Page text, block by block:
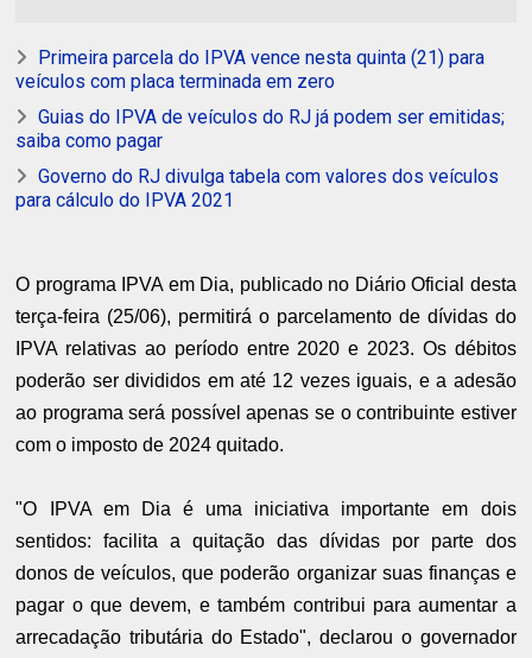
Primeira parcela do IPVA vence nesta quinta (21) para
veículos com placa terminada em zero
Guias do IPVA de veículos do RJ já podem ser emitidas;
saiba como pagar
Governo do RJ divulga tabela com valores dos veículos
para cálculo do IPVA 2021
O programa IPVA em Dia, publicado no Diário Oficial desta
terça-feira (25/06), permitirá o parcelamento de dívidas do
IPVA relativas ao período entre 2020 e 2023. Os débitos
poderão ser divididos em até 12 vezes iguais, e a adesão
ao programa será possível apenas se o contribuinte estiver
com o imposto de 2024 quitado.
"O IPVA em Dia é uma iniciativa importante em dois
sentidos: facilita a quitação das dívidas por parte dos
donos de veículos, que poderão organizar suas finanças e
pagar o que devem, e também contribui para aumentar a
arrecadação tributária do Estado", declarou o governador